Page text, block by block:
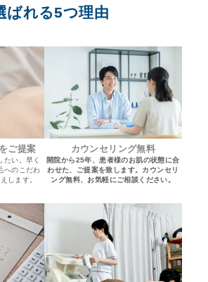
ばれる5つ理由
ご提案
たい。早く
へのこだわ
します。
カウンセリング無料
開院から25年、患者様のお肌の状態に合
わせた、ご提案を致します。カウンセリ
ング無料、お気軽にご相談ください。